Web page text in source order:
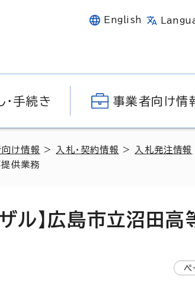
English
・手続き 事業者向け情
け情報 > 入札・契約情報 > 入札発注情報
供業務
ル】広島市立沼田
ペ